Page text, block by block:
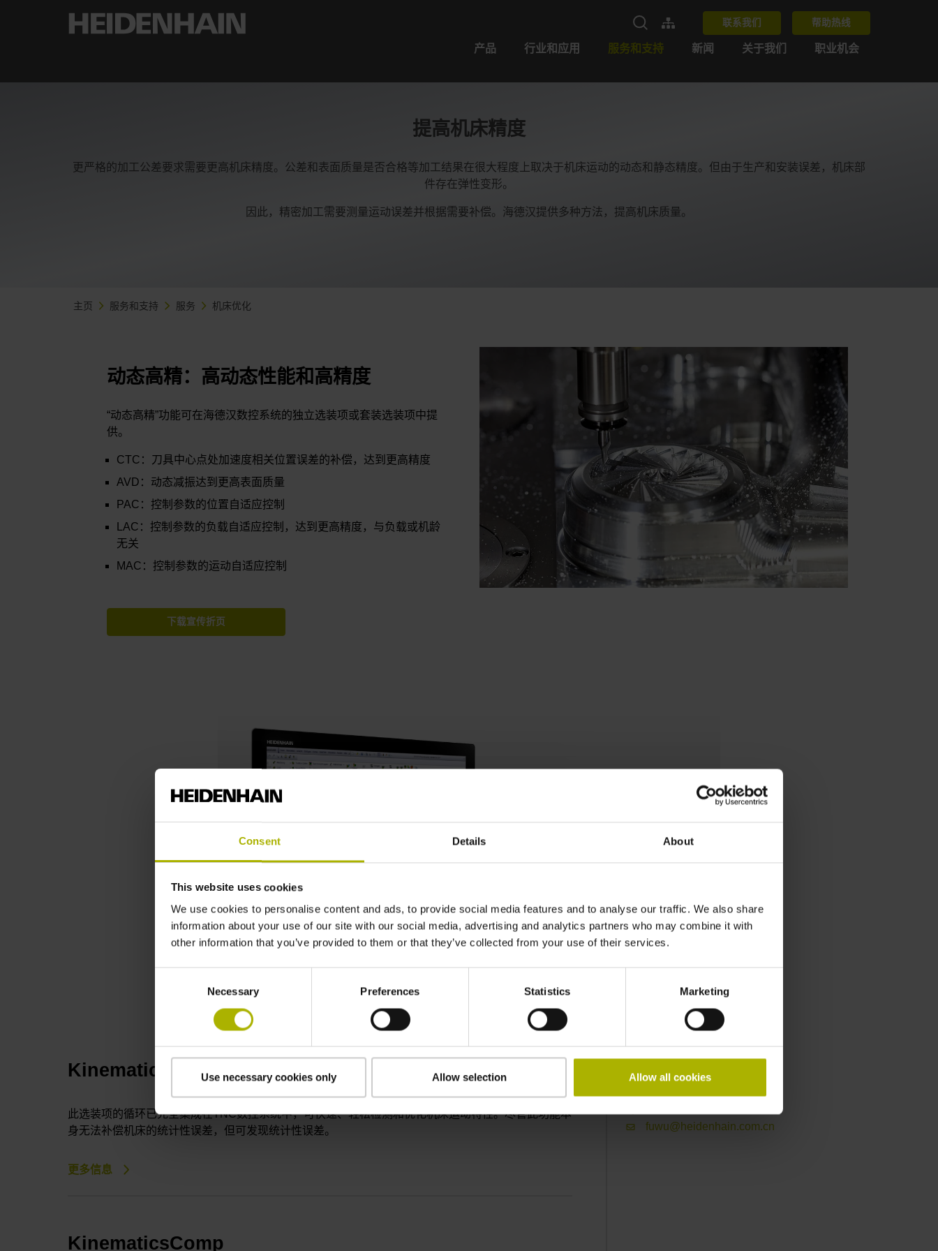
Consent Details About
This website uses cookies
We use cookies to personalise content and ads, to provide social media features and to analyse our traffic. We also share
information about your use of our site with our social media, advertising and analytics partners who may combine it with
other information that you’ve provided to them or that they’ve collected from your use of their services.
Necessary Preferences Statistics Marketing
Use necessary cookies only Allow selection Allow all cookies
联系我们 帮助热线
产品 行业和应用 服务和支持 新闻 关于我们 职业机会
提高机床精度
更严格的加工公差要求需要更高机床精度。公差和表面质量是否合格等加工结果在很大程度上取决于机床运动的动态和静态精度。但由于生产和安装误差，机床部
件存在弹性变形。
因此，精密加工需要测量运动误差并根据需要补偿。海德汉提供多种方法，提高机床质量。
主页 服务和支持 服务 机床优化
动态高精：高动态性能和高精度
“动态高精”功能可在海德汉数控系统的独立选装项或套装选装项中提
供。
CTC：刀具中心点处加速度相关位置误差的补偿，达到更高精度
AVD：动态减振达到更高表面质量
PAC：控制参数的位置自适应控制
LAC：控制参数的负载自适应控制，达到更高精度，与负载或机龄
无关
MAC：控制参数的运动自适应控制
下载宣传折页
DYNAMIC PRECISION: DAMPEN VIBRATIONS WITH MVC
KinematicsOpt
此选装项的循环已完全集成在TNC数控系统中，可快速、轻松检测和优化机床运动特性。尽管此功能本
身无法补偿机床的统计性误差，但可发现统计性误差。
更多信息
KinematicsComp
fuwu@heidenhain.com.cn